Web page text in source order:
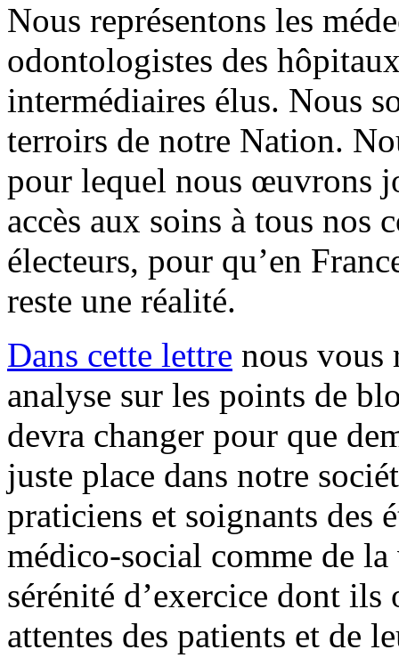
Nous représentons les
odontologistes des
intermédiaires élus. Nous
terroirs de notre Nation.
pour lequel nous œuvrons
accès aux soins à tous nos
électeurs, pour qu’en
reste une réalité.
Dans cette lettre nous vous
analyse sur les points de
devra changer pour que
juste place dans notre
praticiens et soignants des
médico-social comme de
sérénité d’exercice dont
attentes des patients et de